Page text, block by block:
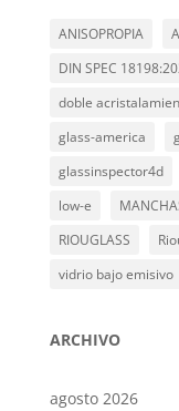
ANISOPROPIA
DIN SPEC
doble
glass-america
glassinspector4d
low-e
RIOUGLASS
vidrio bajo emisivo
ARCHIVO
agosto 2026